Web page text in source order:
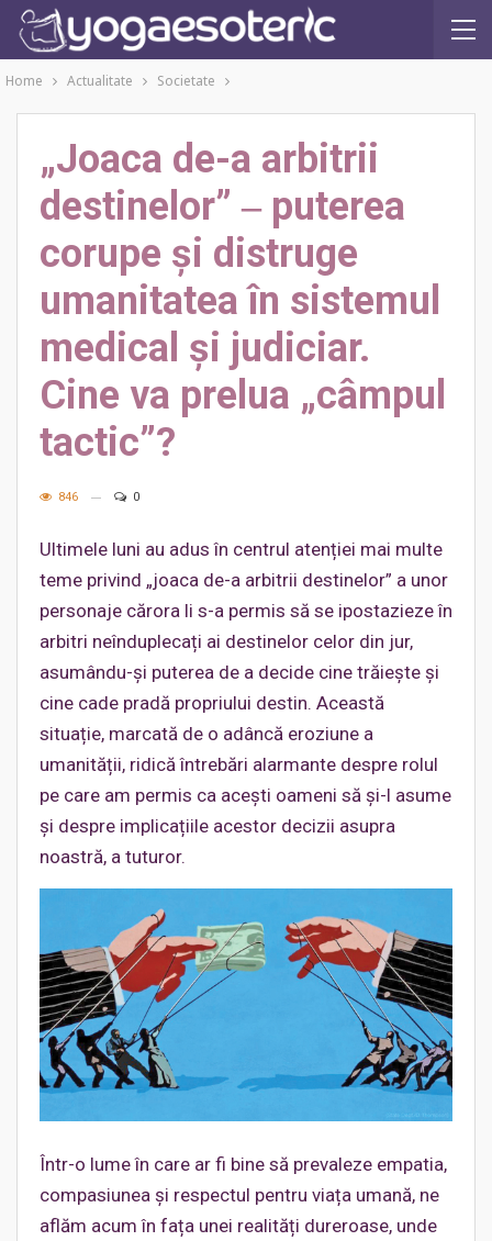
Home Actualitate Societate
„Joaca de-a arbitrii
destinelor” ‒ puterea
corupe și distruge
umanitatea în sistemul
medical și judiciar.
Cine va prelua „câmpul
tactic”?
846 0
Ultimele luni au adus în centrul atenției mai multe
teme privind „joaca de-a arbitrii destinelor” a unor
personaje cărora li s-a permis să se ipostazieze în
arbitri neînduplecați ai destinelor celor din jur,
asumându-și puterea de a decide cine trăiește și
cine cade pradă propriului destin. Această
situație, marcată de o adâncă eroziune a
umanității, ridică întrebări alarmante despre rolul
pe care am permis ca acești oameni să și-l asume
și despre implicațiile acestor decizii asupra
noastră, a tuturor.
Într-o lume în care ar fi bine să prevaleze empatia,
compasiunea și respectul pentru viața umană, ne
aflăm acum în fața unei realități dureroase, unde